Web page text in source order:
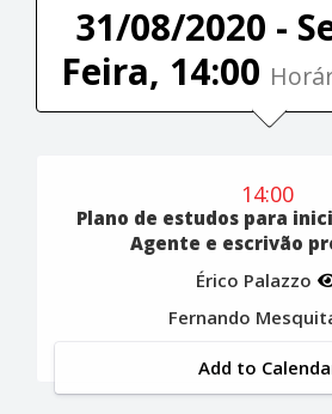
31/08/2020 -
Feira, 14:00
14:00
Plano de estudos para
Agente e escrivão
Érico Palazzo
Fernando
Add to